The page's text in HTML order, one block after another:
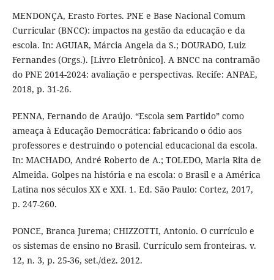
MENDONÇA, Erasto Fortes. PNE e Base Nacional Comum
Curricular (BNCC): impactos na gestão da educação e da
escola. In: AGUIAR, Márcia Angela da S.; DOURADO, Luiz
Fernandes (Orgs.). [Livro Eletrônico]. A BNCC na contramão
do PNE 2014-2024: avaliação e perspectivas. Recife: ANPAE,
2018, p. 31-26.
PENNA, Fernando de Araújo. “Escola sem Partido” como
ameaça à Educação Democrática: fabricando o ódio aos
professores e destruindo o potencial educacional da escola.
In: MACHADO, André Roberto de A.; TOLEDO, Maria Rita de
Almeida. Golpes na história e na escola: o Brasil e a América
Latina nos séculos XX e XXI. 1. Ed. São Paulo: Cortez, 2017,
p. 247-260.
PONCE, Branca Jurema; CHIZZOTTI, Antonio. O currículo e
os sistemas de ensino no Brasil. Currículo sem fronteiras. v.
12, n. 3, p. 25-36, set./dez. 2012.